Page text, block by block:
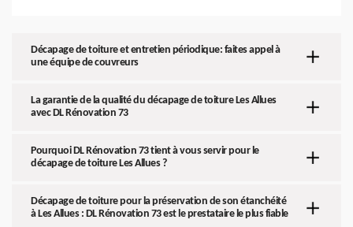
Décapage de toiture et entretien périodique: faites appel à
une équipe de couvreurs
La garantie de la qualité du décapage de toiture Les Allues
avec DL Rénovation 73
Pourquoi DL Rénovation 73 tient à vous servir pour le
décapage de toiture Les Allues ?
Décapage de toiture pour la préservation de son étanchéité
à Les Allues : DL Rénovation 73 est le prestataire le plus fiable